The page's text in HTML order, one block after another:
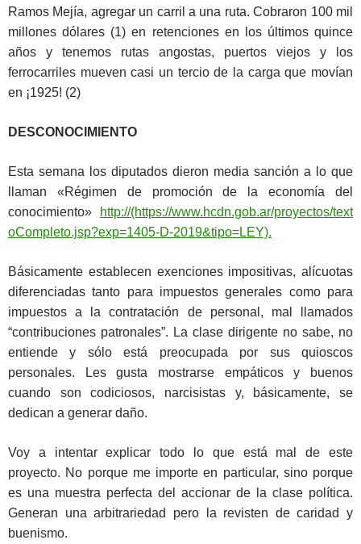
Ramos Mejía, agregar un carril a una ruta. Cobraron 100 mil
millones dólares (1) en retenciones en los últimos quince
años y tenemos rutas angostas, puertos viejos y los
ferrocarriles mueven casi un tercio de la carga que movían
en ¡1925! (2)
DESCONOCIMIENTO
Esta semana los diputados dieron media sanción a lo que
llaman «Régimen de promoción de la economía del
conocimiento»
http://(https://www.hcdn.gob.ar/proyectos/text
oCompleto.jsp?exp=1405-D-2019&tipo=LEY).
Básicamente establecen exenciones impositivas, alícuotas
diferenciadas tanto para impuestos generales como para
impuestos a la contratación de personal, mal llamados
“contribuciones patronales”. La clase dirigente no sabe, no
entiende y sólo está preocupada por sus quioscos
personales. Les gusta mostrarse empáticos y buenos
cuando son codiciosos, narcisistas y, básicamente, se
dedican a generar daño.
Voy a intentar explicar todo lo que está mal de este
proyecto. No porque me importe en particular, sino porque
es una muestra perfecta del accionar de la clase política.
Generan una arbitrariedad pero la revisten de caridad y
buenismo.